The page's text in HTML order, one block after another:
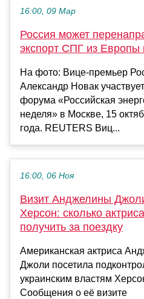
16:00, 09 Мар
Россия может
экспорт СПГ из Европы
На фото: Вице-премьер
Александр Новак
форума «Российская
неделя» в Москве, 15
года. REUTERS Виц...
16:00, 06 Ноя
Визит Анджелины
Херсон: сколько
получить за поездку
Американская актриса
Джоли посетила
украинским властям
Сообщения о её визите